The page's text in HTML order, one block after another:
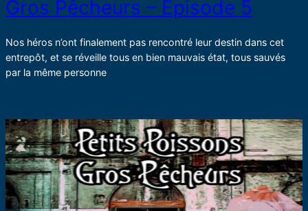
Gros Pêcheurs – Épisode 5
Nos héros n’ont finalement pas rencontré leur destin dans cet
entrepôt, et se réveille tous en bien mauvais état, tous sauvés
par la même personne